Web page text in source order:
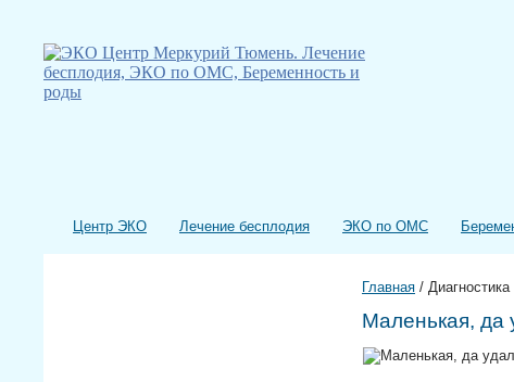
Центр ЭКО Лечение бесплодия ЭКО по ОМС
Главная / Диагностика
Маленькая, да